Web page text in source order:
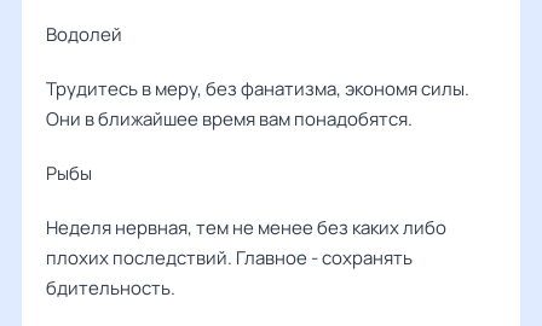
Водолей
Трудитесь в меру, без фанатизма, экономя силы.
Они в ближайшее время вам понадобятся.
Рыбы
Неделя нервная, тем не менее без каких либо
плохих последствий. Главное - сохранять
бдительность.